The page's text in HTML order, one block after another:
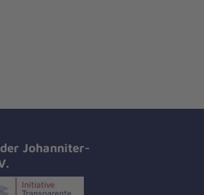
Johanniter-